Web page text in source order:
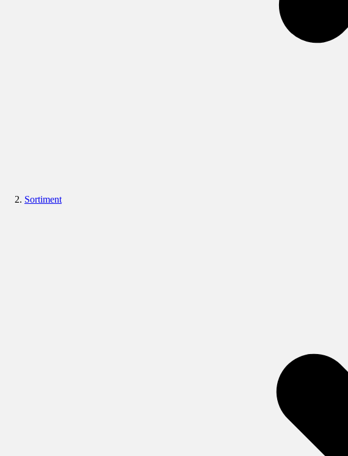
Sortiment